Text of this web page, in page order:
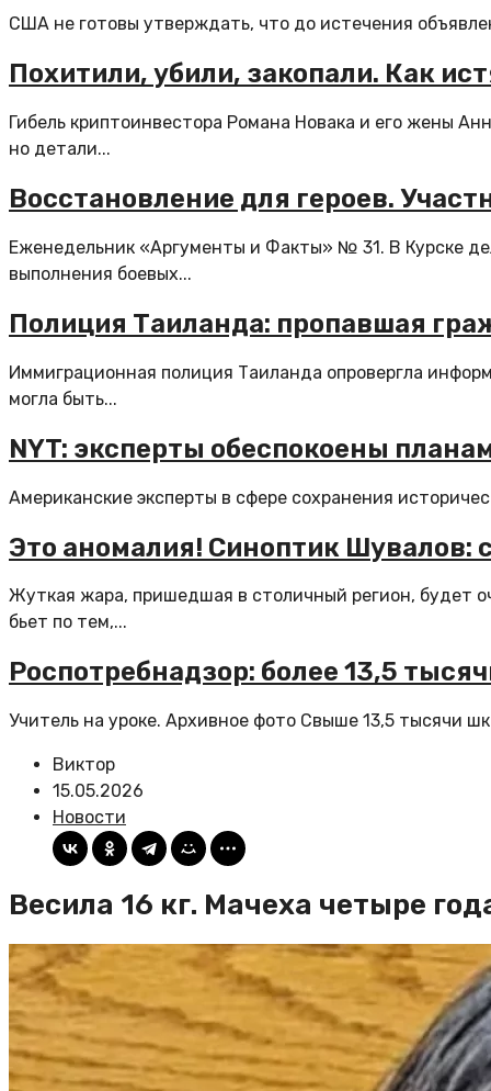
США не готовы утверждать, что до истечения
Похитили, убили, закопали. Как
Гибель криптоинвестора Романа Новака и его жены
но детали...
Восстановление для героев.
Еженедельник «Аргументы и Факты» № 31. В Курске
выполнения боевых...
Полиция Таиланда: пропавшая
Иммиграционная полиция Таиланда опровергла
могла быть...
NYT: эксперты обеспокоены
Американские эксперты в сфере сохранения
Это аномалия! Синоптик Шувалов:
Жуткая жара, пришедшая в столичный регион, будет
бьет по тем,...
Роспотребнадзор: более 13,5
Учитель на уроке. Архивное фото Свыше 13,5 тысячи
Виктор
15.05.2026
Новости
Весила 16 кг. Мачеха четыре